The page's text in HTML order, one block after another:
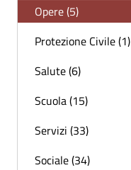
Opere (5)
Protezione Civile (1)
Salute (6)
Scuola (15)
Servizi (33)
Sociale (34)